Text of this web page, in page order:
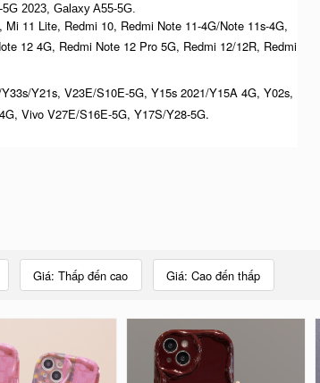
2023, Galaxy A55-5G.
11 Lite, Redmi 10, Redmi Note 11-4G/Note 11s-4G,
12 4G, Redmi Note 12 Pro 5G, Redmi 12/12R, Redmi
Y21s, V23E/S10E-5G, Y15s 2021/Y15A 4G, Y02s,
Vivo V27E/S16E-5G, Y17S/Y28-5G.
Giá: Thấp đến cao Giá: Cao đến thấp